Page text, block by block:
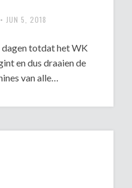
• JUN 5, 2018
dagen totdat het WK
en dus draaien de
van alle…